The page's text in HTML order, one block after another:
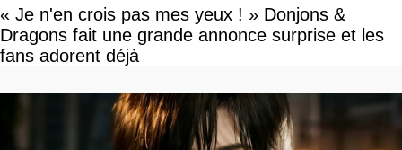
« Je n'en crois pas mes yeux ! » Donjons &
Dragons fait une grande annonce surprise et les
fans adorent déjà